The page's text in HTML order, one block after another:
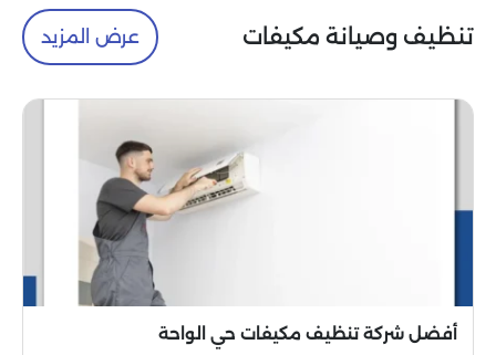
تنظيف وصيانة مكيفات عرض المزيد
أفضل شركة تنظيف مكيفات حي الواحة